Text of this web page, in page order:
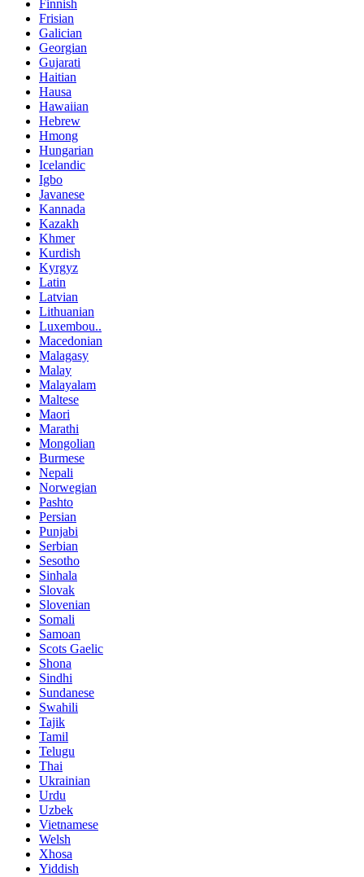
Finnish
Frisian
Galician
Georgian
Gujarati
Haitian
Hausa
Hawaiian
Hebrew
Hmong
Hungarian
Icelandic
Igbo
Javanese
Kannada
Kazakh
Khmer
Kurdish
Kyrgyz
Latin
Latvian
Lithuanian
Luxembou..
Macedonian
Malagasy
Malay
Malayalam
Maltese
Maori
Marathi
Mongolian
Burmese
Nepali
Norwegian
Pashto
Persian
Punjabi
Serbian
Sesotho
Sinhala
Slovak
Slovenian
Somali
Samoan
Scots Gaelic
Shona
Sindhi
Sundanese
Swahili
Tajik
Tamil
Telugu
Thai
Ukrainian
Urdu
Uzbek
Vietnamese
Welsh
Xhosa
Yiddish